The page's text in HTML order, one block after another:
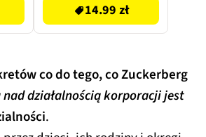
14.99 zł
co do tego, co Zuckerberg
działalnością korporacji jest
.